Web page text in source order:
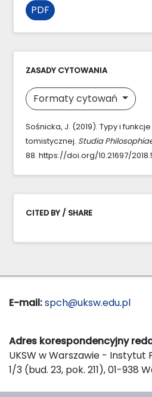
PDF
ZASADY CYTOWANIA
Formaty cytowań
Sośnicka, J. (2019). Typy i
tomistycznej. Studia
88. https://doi.org/10.21697/
CITED BY / SHARE
E-mail:spch@uksw.edu.pl
Adres korespondencyjny
UKSW w Warszawie - Instytut
1/3 (bud. 23, pok. 211), 01-938